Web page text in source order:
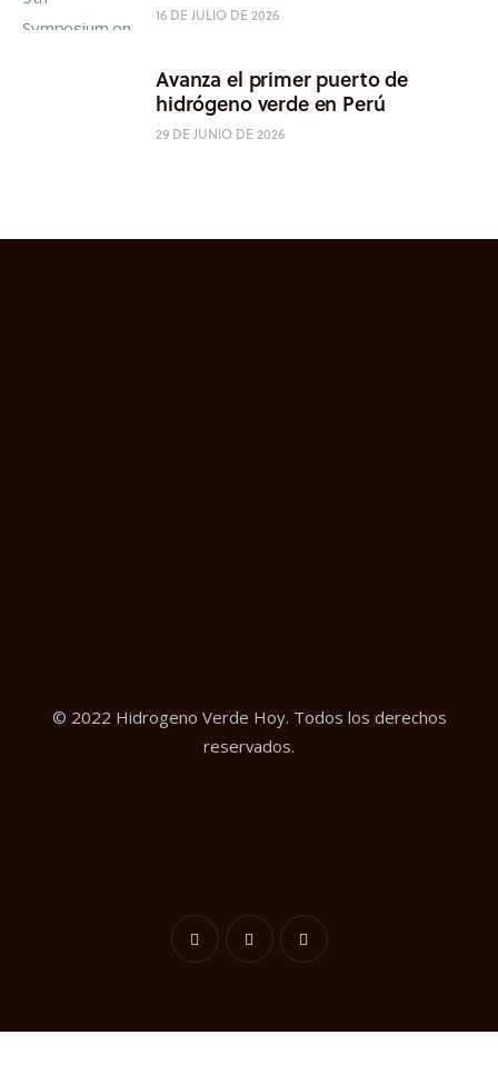
16 DE JULIO DE 2026
Avanza el primer puerto de
hidrógeno verde en Perú
29 DE JUNIO DE 2026
© 2022 Hidrogeno Verde Hoy. Todos los derechos
reservados.